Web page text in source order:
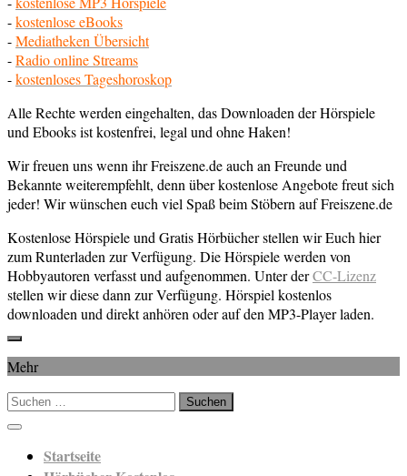
-kostenlose eBooks
-Mediatheken Übersicht
-Radio online Streams
-kostenloses Tageshoroskop
Alle Rechte werden eingehalten, das Downloaden der Hörspiele
und Ebooks ist kostenfrei, legal und ohne Haken!
Wir freuen uns wenn ihr Freiszene.de auch an Freunde und
Bekannte weiterempfehlt, denn über kostenlose Angebote freut sich
jeder! Wir wünschen euch viel Spaß beim Stöbern auf Freiszene.de
Kostenlose Hörspiele und Gratis Hörbücher stellen wir Euch hier
zum Runterladen zur Verfügung. Die Hörspiele werden von
Hobbyautoren verfasst und aufgenommen. Unter derCC-Lizenz
stellen wir diese dann zur Verfügung. Hörspiel kostenlos
downloaden und direkt anhören oder auf den MP3-Player laden.
Mehr
Suchen
nach:
Startseite